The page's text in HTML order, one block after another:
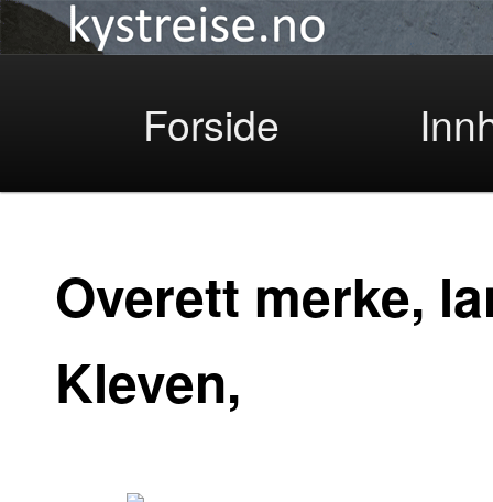
Skip
primary
Forside
Overett merke,
Kleven,